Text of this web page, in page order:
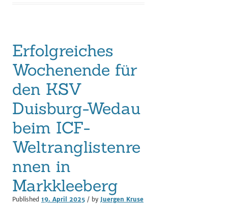
Erfolgreiches
Wochenende für
den KSV
Duisburg-Wedau
beim ICF-
Weltranglistenre
nnen in
Markkleeberg
Published 19. April 2025 / by Juergen Kruse